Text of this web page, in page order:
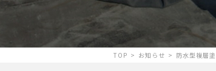
TOP > お知らせ > 防水型複層